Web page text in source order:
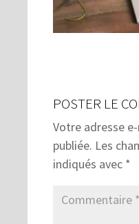
POSTER LE
Votre adresse
publiée. Les
indiqués avec *